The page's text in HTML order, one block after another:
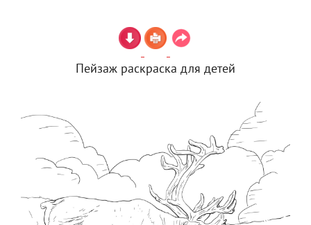
Пейзаж раскраска для детей